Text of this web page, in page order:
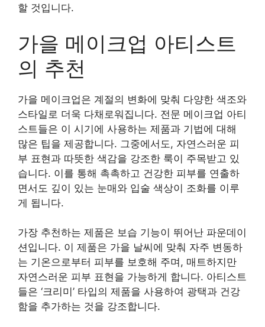
할 것입니다.
가을 메이크업 아티스트
의 추천
가을 메이크업은 계절의 변화에 맞춰 다양한 색조와
스타일로 더욱 다채로워집니다. 전문 메이크업 아티
스트들은 이 시기에 사용하는 제품과 기법에 대해
많은 팁을 제공합니다. 그중에서도, 자연스러운 피
부 표현과 따뜻한 색감을 강조한 룩이 주목받고 있
습니다. 이를 통해 촉촉하고 건강한 피부를 연출하
면서도 깊이 있는 눈매와 입술 색상이 조화를 이루
게 됩니다.
가장 추천하는 제품은 보습 기능이 뛰어난 파운데이
션입니다. 이 제품은 가을 날씨에 맞춰 자주 변동하
는 기온으로부터 피부를 보호해 주며, 매트하지만
자연스러운 피부 표현을 가능하게 합니다. 아티스트
들은 ‘크리미’ 타입의 제품을 사용하여 광택과 건강
함을 추가하는 것을 강조합니다.